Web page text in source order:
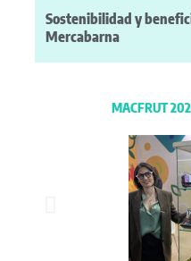
Sostenibilidad y
Mercabarna
MACFRUT